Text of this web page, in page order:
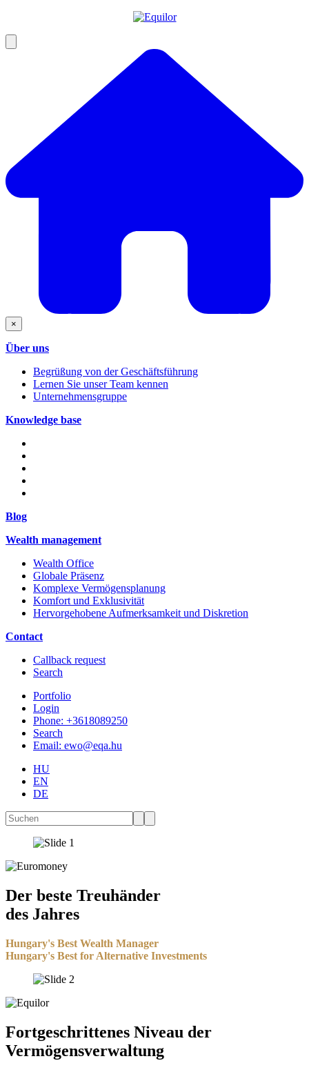
×
Über uns
Begrüßung von der Geschäftsführung
Lernen Sie unser Team kennen
Unternehmensgruppe
Knowledge base
Blog
Wealth management
Wealth Office
Globale Präsenz
Komplexe Vermögensplanung
Komfort und Exklusivität
Hervorgehobene Aufmerksamkeit und Diskretion
Contact
Callback request
Search
Portfolio
Login
Phone: +3618089250
Search
Email: ewo@eqa.hu
HU
EN
DE
Der beste Treuhänder
des Jahres
Hungary's Best Wealth Manager
Hungary's Best for Alternative Investments
Fortgeschrittenes Niveau der
Vermögensverwaltung